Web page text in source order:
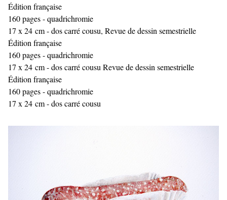
Édition française
160 pages - quadrichromie
17 x 24 cm - dos carré cousu, Revue de dessin semestrielle
Édition française
160 pages - quadrichromie
17 x 24 cm - dos carré cousu Revue de dessin semestrielle
Édition française
160 pages - quadrichromie
17 x 24 cm - dos carré cousu